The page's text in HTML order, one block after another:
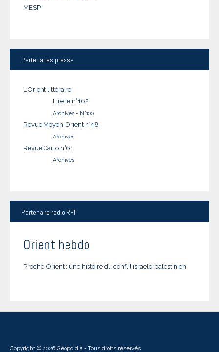
MESP
Partenaires presse
L'Orient littéraire
Lire le n°162
Archives - N°100
Revue Moyen-Orient n°48
Archives
Revue Carto n°61
Archives
Partenaire radio RFI
Orient hebdo
Proche-Orient : une histoire du conflit israélo-palestinien
Copyright © 2026 Géopoldia - Tous droits réservés